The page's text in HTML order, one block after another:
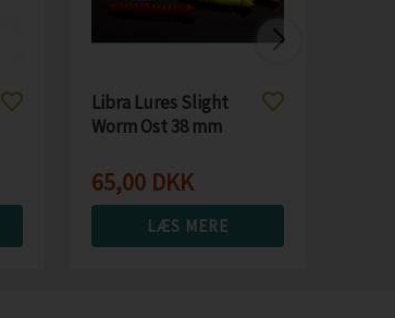
Libra Lures Slight
Worm Ost 38 mm
65,00 DKK
LÆS MERE